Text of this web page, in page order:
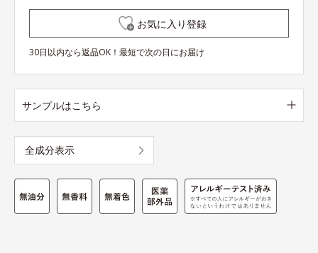
お気に入り登録
30日以内なら返品OK！最短で次の日にお届け
サンプルはこちら
全成分表示